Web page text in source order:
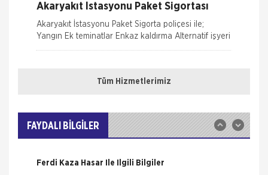
Akaryakıt İstasyonu Paket Sigortası
Akaryakıt İstasyonu Paket Sigorta poliçesi ile;
Yangın Ek teminatlar Enkaz kaldırma Alternatif işyeri
masrafları İş durması Cam kırılması Grev, lokavt, halk
Eczanem Paket Sigortası
veya üzerinde bulunan her çeşit sabit tesisat, bina
iç
Axa Sigorta
Mavi Kasko Sigortası Kapsamı Mavi Kasko Sigorta
Tüm Hizmetlerimiz
FAYDALI BİLGİLER
ONLİNE Dask Prim Hesaplama
Trafik Hasarı için Gerekli Bilgiler
Yangın Hasarı ile ilgili Bilgiler
Ferdi Kaza Hasar İle İlgili Bilgiler